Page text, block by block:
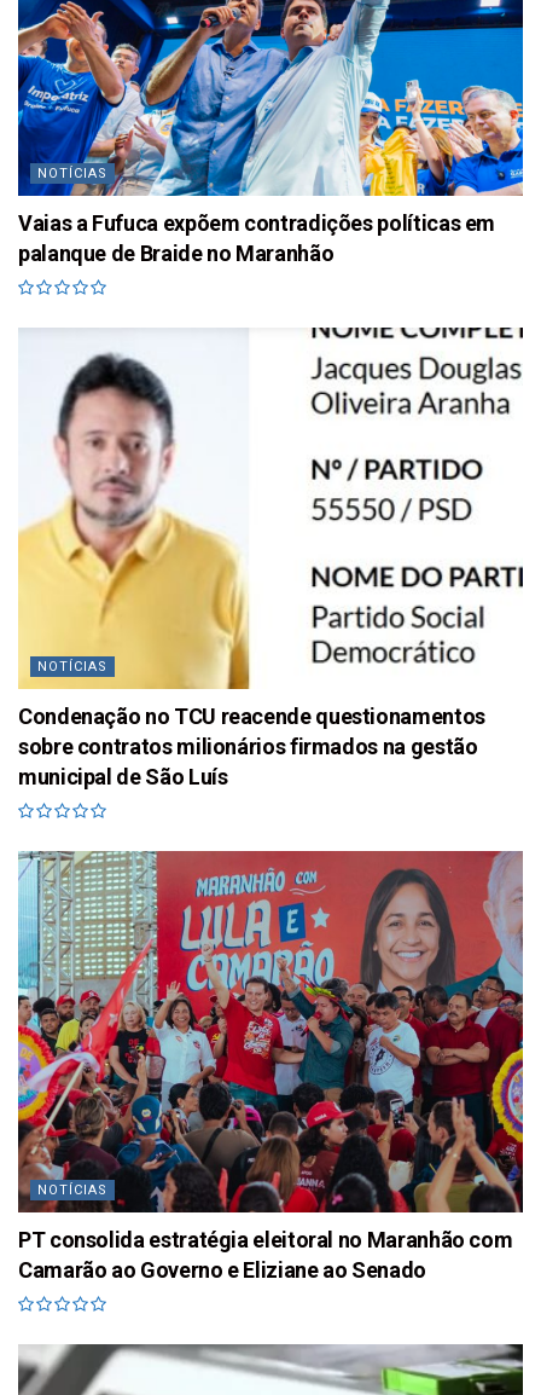
NOTÍCIAS
Vaias a Fufuca expõem contradições políticas em
palanque de Braide no Maranhão
NOTÍCIAS
Condenação no TCU reacende questionamentos
sobre contratos milionários firmados na gestão
municipal de São Luís
NOTÍCIAS
PT consolida estratégia eleitoral no Maranhão com
Camarão ao Governo e Eliziane ao Senado